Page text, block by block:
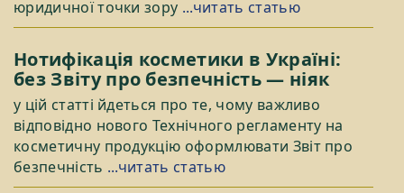
юридичної точки зору ...читать статью
Нотифікація косметики в Україні:
без Звіту про безпечність — ніяк
у цій статті йдеться про те, чому важливо
відповідно нового Технічного регламенту на
косметичну продукцію оформлювати Звіт про
безпечність ...читать статью